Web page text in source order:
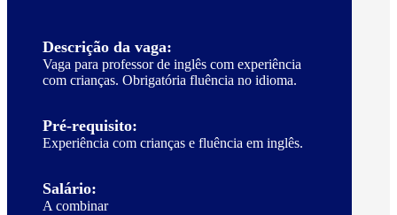
Descrição da vaga:
Vaga para professor de inglês com experiência
com crianças. Obrigatória fluência no idioma.
Pré-requisito:
Experiência com crianças e fluência em inglês.
Salário:
A combinar